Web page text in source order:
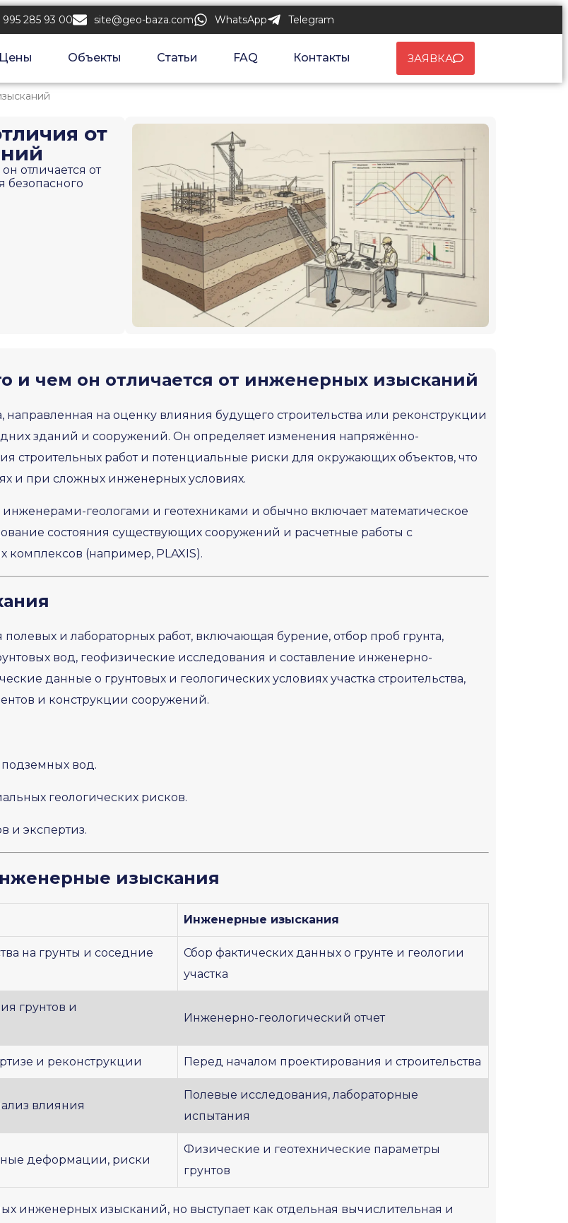
995 285 93 00 site@geo-baza.com WhatsApp Telegram
Цены Объекты Статьи FAQ Контакты ЗАЯВКА
от
отличается от
и чем он отличается от инженерных изысканий
направленная на оценку влияния будущего строительства или реконструкции
зданий и сооружений. Он определяет изменения напряжённо-
строительных работ и потенциальные риски для окружающих объектов, что
и при сложных инженерных условиях.
инженерами-геологами и геотехниками и обычно включает математическое
состояния существующих сооружений и расчетные работы с
(например, PLAXIS).
и лабораторных работ, включающая бурение, отбор проб грунта,
вод, геофизические исследования и составление инженерно-
данные о грунтовых и геологических условиях участка строительства,
и конструкции сооружений.
вод.
геологических рисков.
и экспертиз.
изыскания
Инженерные изыскания
на грунты и соседние
Сбор фактических данных о грунте и геологии
участка
грунтов и
Инженерно-геологический отчет
и реконструкции Перед началом проектирования и строительства
влияния
Полевые исследования, лабораторные
испытания
деформации, риски
Физические и геотехнические параметры
грунтов
инженерных изысканий, но выступает как отдельная вычислительная и